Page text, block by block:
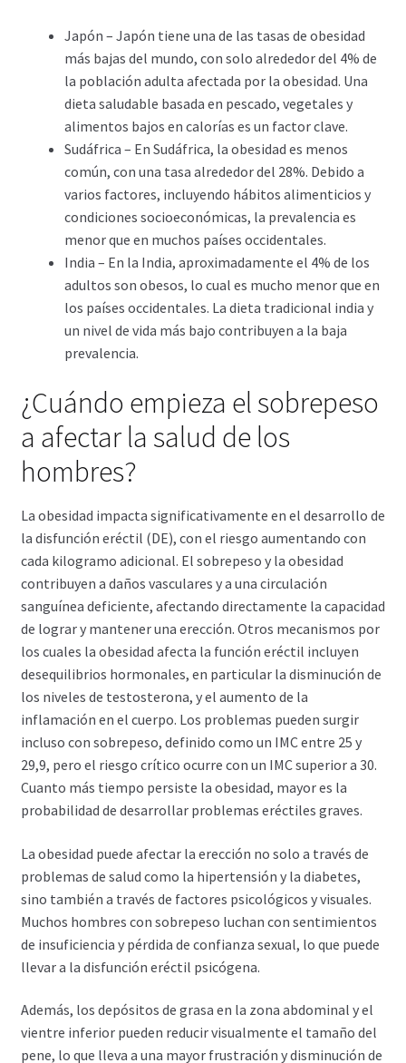
Japón – Japón tiene una de las tasas de obesidad
más bajas del mundo, con solo alrededor del 4% de
la población adulta afectada por la obesidad. Una
dieta saludable basada en pescado, vegetales y
alimentos bajos en calorías es un factor clave.
Sudáfrica – En Sudáfrica, la obesidad es menos
común, con una tasa alrededor del 28%. Debido a
varios factores, incluyendo hábitos alimenticios y
condiciones socioeconómicas, la prevalencia es
menor que en muchos países occidentales.
India – En la India, aproximadamente el 4% de los
adultos son obesos, lo cual es mucho menor que en
los países occidentales. La dieta tradicional india y
un nivel de vida más bajo contribuyen a la baja
prevalencia.
¿Cuándo empieza el sobrepeso
a afectar la salud de los
hombres?
La obesidad impacta significativamente en el desarrollo de
la disfunción eréctil (DE), con el riesgo aumentando con
cada kilogramo adicional. El sobrepeso y la obesidad
contribuyen a daños vasculares y a una circulación
sanguínea deficiente, afectando directamente la capacidad
de lograr y mantener una erección. Otros mecanismos por
los cuales la obesidad afecta la función eréctil incluyen
desequilibrios hormonales, en particular la disminución de
los niveles de testosterona, y el aumento de la
inflamación en el cuerpo. Los problemas pueden surgir
incluso con sobrepeso, definido como un IMC entre 25 y
29,9, pero el riesgo crítico ocurre con un IMC superior a 30.
Cuanto más tiempo persiste la obesidad, mayor es la
probabilidad de desarrollar problemas eréctiles graves.
La obesidad puede afectar la erección no solo a través de
problemas de salud como la hipertensión y la diabetes,
sino también a través de factores psicológicos y visuales.
Muchos hombres con sobrepeso luchan con sentimientos
de insuficiencia y pérdida de confianza sexual, lo que puede
llevar a la disfunción eréctil psicógena.
Además, los depósitos de grasa en la zona abdominal y el
vientre inferior pueden reducir visualmente el tamaño del
pene, lo que lleva a una mayor frustración y disminución de